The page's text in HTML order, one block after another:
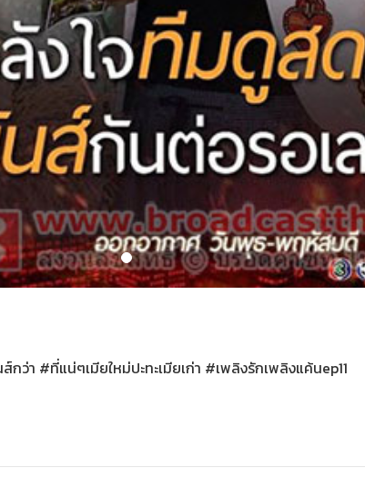
กว่า #ที่แน่ๆเมียใหม่ปะทะเมียเก่า #เพลิงรักเพลิงแค้นep11